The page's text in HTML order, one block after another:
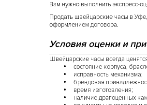
Вам нужно выполнить экспресс-
Продать швейцарские часы в
оформлением договора.
Условия оценки и
Швейцарские часы всегда
состояние корпуса,
исправность механизма;
брендовая
время изготовления;
наличие драгоценных